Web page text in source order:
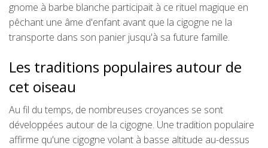
gnome à barbe blanche participait à ce rituel magique en
pêchant une âme d'enfant avant que la cigogne ne la
transporte dans son panier jusqu'à sa future famille.
Les traditions populaires autour de
cet oiseau
Au fil du temps, de nombreuses croyances se sont
développées autour de la cigogne. Une tradition populaire
affirme qu'une cigogne volant à basse altitude au-dessus